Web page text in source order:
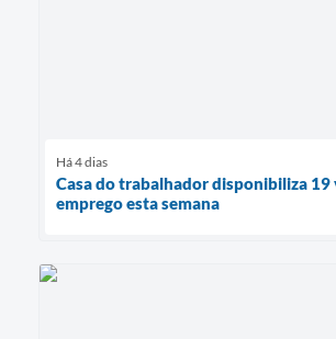
Há 4 dias
Casa do trabalhador disponibiliza 19
emprego esta semana